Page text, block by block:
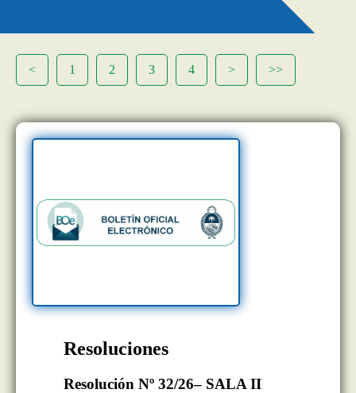
< 1 2 3 4 > >>
Resoluciones
Resolución Nº 32/26– SALA II